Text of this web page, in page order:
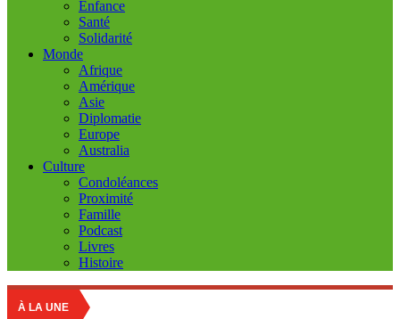
Enfance
Santé
Solidarité
Monde
Afrique
Amérique
Asie
Diplomatie
Europe
Australia
Culture
Condoléances
Proximité
Famille
Podcast
Livres
Histoire
À LA UNE